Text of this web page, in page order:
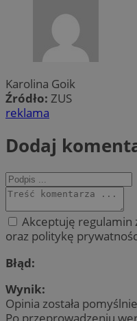
Karolina Goik
Źródło: ZUS
reklama
Dodaj
Akceptuję regulamin
oraz politykę
Błąd:
Wynik:
Opinia została
Po przeprowadzeniu